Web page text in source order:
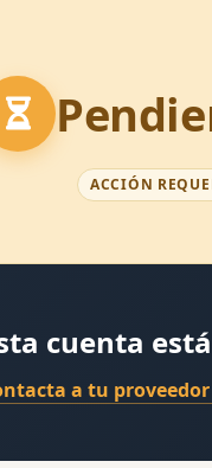
ACCIÓN
cuenta
a tu